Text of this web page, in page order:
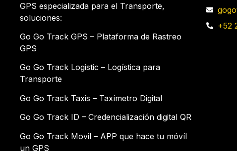
GPS especializada para el Transporte,
soluciones:
Go Go Track GPS – Plataforma de Rastreo
GPS
Go Go Track Logistic – Logística para
Transporte
Go Go Track Taxis – Taxímetro Digital
Go Go Track ID – Credencialización digital QR
Go Go Track Movil – APP que hace tu móvíl
un GPS
+52